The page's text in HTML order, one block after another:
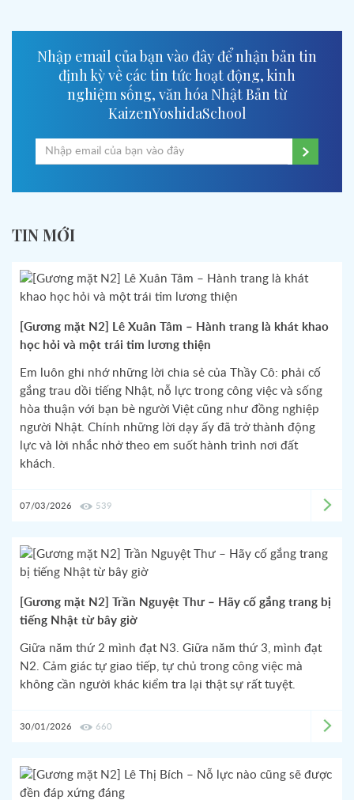
Nhập email của bạn vào đây để nhận bản tin
định kỳ về các tin tức hoạt động, kinh
nghiệm sống, văn hóa Nhật Bản từ
KaizenYoshidaSchool
TIN MỚI
[Gương mặt N2] Lê Xuân Tâm – Hành trang là khát khao
học hỏi và một trái tim lương thiện
Em luôn ghi nhớ những lời chia sẻ của Thầy Cô: phải cố
gắng trau dồi tiếng Nhật, nỗ lực trong công việc và sống
hòa thuận với bạn bè người Việt cũng như đồng nghiệp
người Nhật. Chính những lời dạy ấy đã trở thành động
lực và lời nhắc nhở theo em suốt hành trình nơi đất
khách.
07/03/2026 539
[Gương mặt N2] Trần Nguyệt Thư – Hãy cố gắng trang bị
tiếng Nhật từ bây giờ
Giữa năm thứ 2 mình đạt N3. Giữa năm thứ 3, mình đạt
N2. Cảm giác tự giao tiếp, tự chủ trong công việc mà
không cần người khác kiểm tra lại thật sự rất tuyệt.
30/01/2026 660